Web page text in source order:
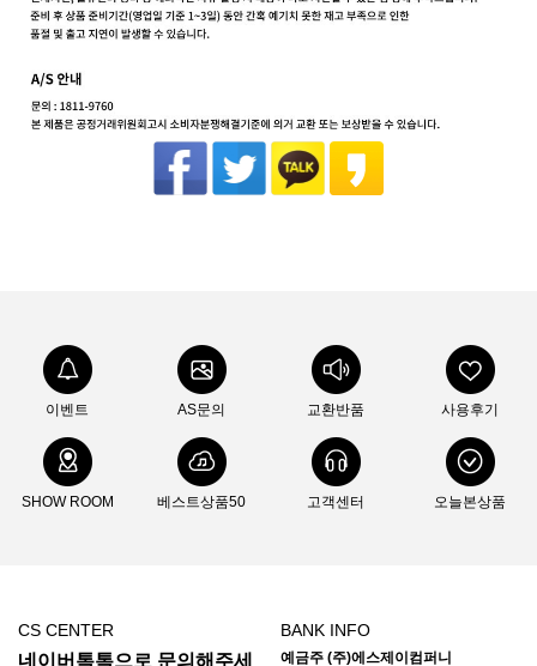
이벤트 AS문의 교환반품 사용후기
SHOW ROOM 베스트상품50 고객센터 오늘본상품
CS CENTER
네이버톡톡으로 문의해주세
BANK INFO
예금주 (주)에스제이컴퍼니